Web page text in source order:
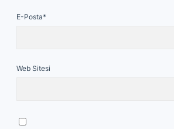
E-Posta*
Web Sitesi